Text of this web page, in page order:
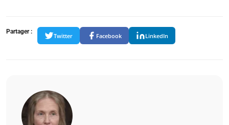
Partager :
Twitter Facebook LinkedIn